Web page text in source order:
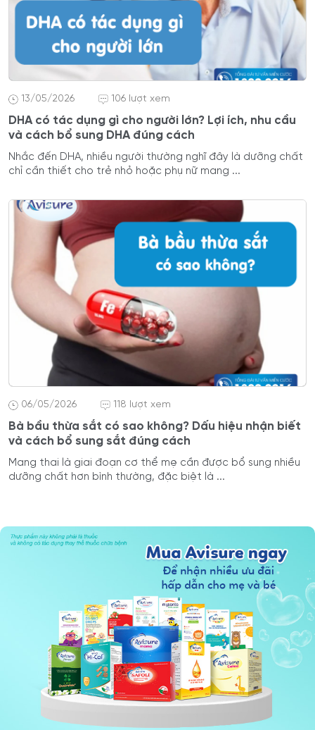
13/05/2026 106 lượt xem
DHA có tác dụng gì cho người lớn? Lợi ích, nhu cầu
và cách bổ sung DHA đúng cách
Nhắc đến DHA, nhiều người thường nghĩ đây là dưỡng chất
chỉ cần thiết cho trẻ nhỏ hoặc phụ nữ mang ...
06/05/2026 118 lượt xem
Bà bầu thừa sắt có sao không? Dấu hiệu nhận biết
và cách bổ sung sắt đúng cách
Mang thai là giai đoạn cơ thể mẹ cần được bổ sung nhiều
dưỡng chất hơn bình thường, đặc biệt là ...